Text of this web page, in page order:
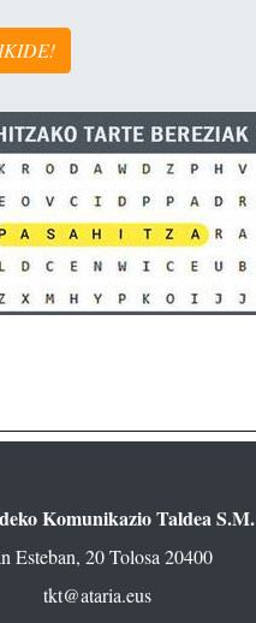
Komunikazio Taldea S.M.
Esteban, 20 Tolosa 20400
tkt@ataria.eus